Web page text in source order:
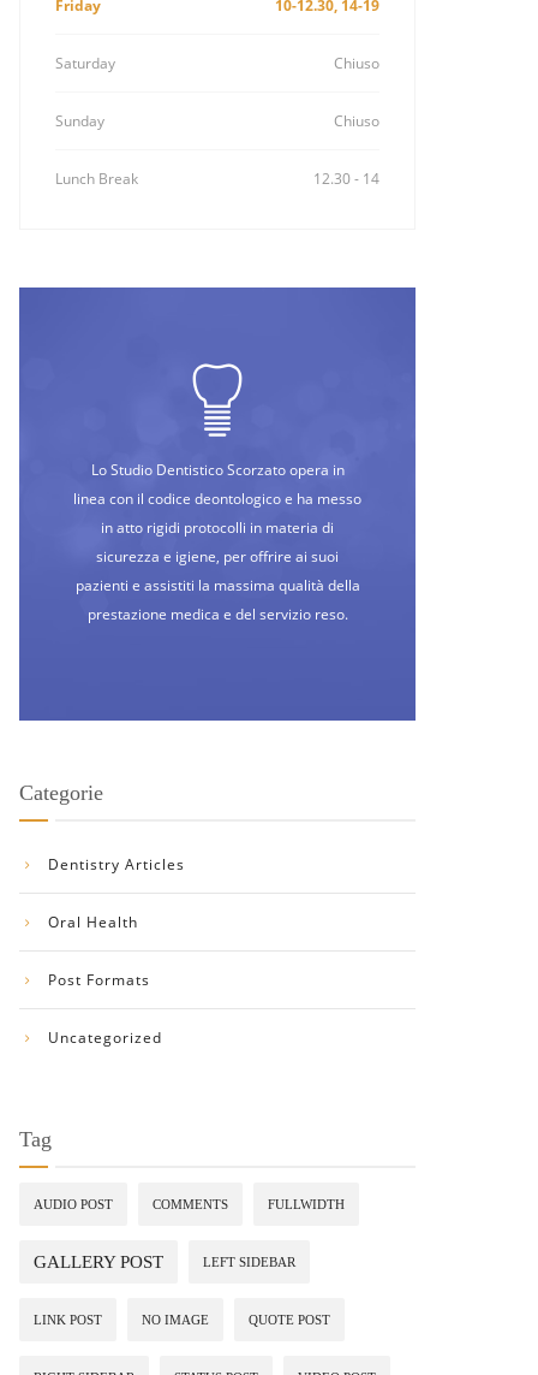
Friday 10-12.30, 14-19
Saturday Chiuso
Sunday Chiuso
Lunch Break 12.30 - 14
Lo Studio Dentistico Scorzato opera in
linea con il codice deontologico e ha messo
in atto rigidi protocolli in materia di
sicurezza e igiene, per offrire ai suoi
pazienti e assistiti la massima qualità della
prestazione medica e del servizio reso.
Categorie
Dentistry Articles
Oral Health
Post Formats
Uncategorized
Tag
AUDIO POST COMMENTS FULLWIDTH
GALLERY POST LEFT SIDEBAR
LINK POST NO IMAGE QUOTE POST